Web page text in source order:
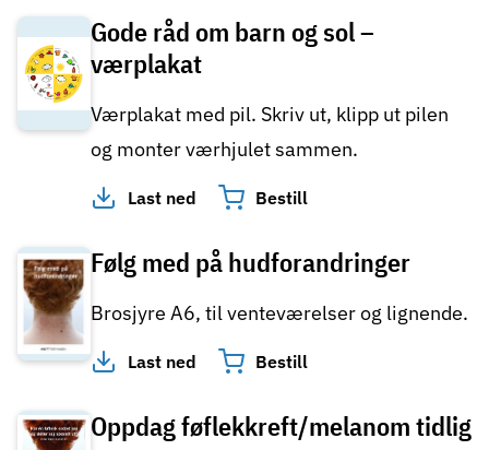
Gode råd om barn og sol –
værplakat
Værplakat med pil. Skriv ut, klipp ut pilen
og monter værhjulet sammen.
Last ned Bestill
Følg med på hudforandringer
Brosjyre A6, til venteværelser og lignende.
Last ned Bestill
Oppdag føflekkreft/melanom tidlig